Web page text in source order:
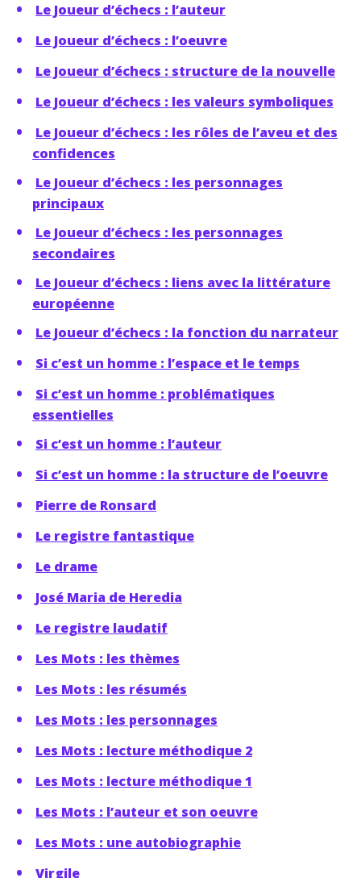
Le Joueur d’échecs : l’auteur
Le Joueur d’échecs : l’oeuvre
Le Joueur d’échecs : structure de la nouvelle
Le Joueur d’échecs : les valeurs symboliques
Le Joueur d’échecs : les rôles de l’aveu et des
confidences
Le Joueur d’échecs : les personnages
principaux
Le Joueur d’échecs : les personnages
secondaires
Le Joueur d’échecs : liens avec la littérature
européenne
Le Joueur d’échecs : la fonction du narrateur
Si c’est un homme : l’espace et le temps
Si c’est un homme : problématiques
essentielles
Si c’est un homme : l’auteur
Si c’est un homme : la structure de l’oeuvre
Pierre de Ronsard
Le registre fantastique
Le drame
José Maria de Heredia
Le registre laudatif
Les Mots : les thèmes
Les Mots : les résumés
Les Mots : les personnages
Les Mots : lecture méthodique 2
Les Mots : lecture méthodique 1
Les Mots : l’auteur et son oeuvre
Les Mots : une autobiographie
Virgile